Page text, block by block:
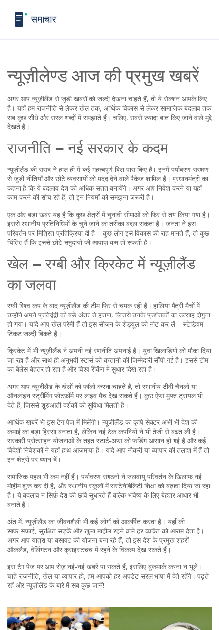
न्यूज़ीलेण्ड आज की प्रमुख खबरें
अगर आप न्यूज़ीलैंड से जुड़ी खबरों को जल्दी देखना चाहते हैं, तो ये सेक्शन आपके लिए
है। यहाँ हम राजनीति से लेकर खेल तक, आर्थिक विकास से लेकर सामाजिक बदलाव तक
सब कुछ सीधे और सरल शब्दों में समझाते हैं। चलिए, सबसे ज़्यादा बात किए जाने वाले मुद्दे
देखते हैं।
राजनीति – नई सरकार के कदम
न्यूज़ीलैंड की संसद ने हाल ही में कई महत्वपूर्ण बिल पास किए हैं। इनमें पर्यावरण संरक्षण
से जुड़ी नीतियाँ और छोटे व्यवसायों को मदद देने वाले पैकेज शामिल हैं। प्रधानमंत्री का
कहना है कि ये बदलाव देश को अधिक सतत बनायेंगे। अगर आप निवेश करने या यहाँ
काम करने की सोच रहे हैं, तो इन नियमों को समझना जरूरी है।
एक और बड़ा ख़बर यह है कि कुछ क्षेत्रों में चुनावी सीमाओं को फिर से तय किया गया है।
इससे स्थानीय प्रतिनिधियों के चुने जाने का तरीका बदल सकता है। जनता ने इस
परिवर्तन पर मिश्रित प्रतिक्रिया दी है – कुछ लोग इसे विकास की राह मानते हैं, तो कुछ
चिंतित हैं कि इससे छोटे समुदायों की आवाज़ कम हो सकती है।
खेल – रग्बी और क्रिकेट में न्यूज़ीलैंड
का जलवा
रग्बी विश्व कप के बाद न्यूज़ीलैंड की टीम फिर से चमक रही है। हालिया मैत्री मैचों में
उन्होंने अपने प्रतिद्वंद्वी को बड़े अंतर से हराया, जिससे उनके प्रशंसकों का उत्साह दोगुना
हो गया। यदि आप खेल प्रेमी हैं तो इस सीजन के शेड्यूल को नोट कर लें – स्टेडियम
टिकट जल्दी बिकते हैं।
क्रिकेट में भी न्यूज़ीलैंड ने अपनी नई रणनीति अपनाई है। युवा खिलाड़ियों को मौका दिया
जा रहा है और साथ ही अनुभवी स्टार्स को कप्तानी की जिम्मेदारी सौंपी गई है। इससे टीम
का बैलेंस बेहतर हो रहा है और विश्व रैंकिंग में सुधार दिख रहा है।
अगर आप न्यूज़ीलैंड के खेलों को फॉलो करना चाहते हैं, तो स्थानीय टीवी चैनलों या
ऑनलाइन स्ट्रीमिंग प्लेटफ़ॉर्म पर लाइव मैच देख सकते हैं। कुछ ऐप्स मुफ्त ट्रायल भी
देते हैं, जिससे शुरुआती दर्शकों को सुविधा मिलती है।
आर्थिक खबरें भी इस टैग पेज में मिलेंगी। न्यूज़ीलैंड का कृषि सेक्टर अभी भी देश की
कमाई का बड़ा हिस्सा बनाता है, लेकिन नई टेक कंपनियों ने भी तेजी से बढ़त ली है।
सरकारी प्रोत्साहन योजनाओं के तहत स्टार्ट‑अप्स को फंडिंग आसान हो गई है और कई
विदेशी निवेशकों ने यहाँ हाथ आज़माया है। यदि आप नौकरी या व्यापार की तलाश में हैं तो
इन क्षेत्रों पर ध्यान दें।
समाजिक पहल भी कम नहीं हैं। पर्यावरण संगठनों ने जलवायु परिवर्तन के खिलाफ नई
मोहीम शुरू कर दी है, और स्थानीय स्कूलों में सस्टेनेबिलिटी शिक्षा को बढ़ावा दिया जा रहा
है। ये बदलाव न सिर्फ़ देश की छवि सुधारते हैं बल्कि भविष्य के लिए बेहतर आधार भी
बनाते हैं।
अंत में, न्यूज़ीलैंड का जीवनशैली भी कई लोगों को आकर्षित करता है। यहाँ की
साफ‑सफ़ाई, सुरक्षित सड़कें और खुला माहौल रहने वाले हर व्यक्ति को आराम देता है।
अगर आप यात्रा या बसावट की योजना बना रहे हैं, तो इस देश के प्रमुख शहरों –
ऑकलैंड, वेलिंगटन और क्राइस्टचर्‍च में रहने के विकल्प देख सकते हैं।
इस टैग पेज पर आप रोज़ नई-नई खबरें पा सकते हैं, इसलिए बुकमार्क करना न भूलें।
चाहे राजनीति, खेल या व्यापार हो, हम आपको हर अपडेट सरल भाषा में देते रहेंगे। पढ़ते
रहें और न्यूज़ीलैंड के बारे में सब कुछ जानें!